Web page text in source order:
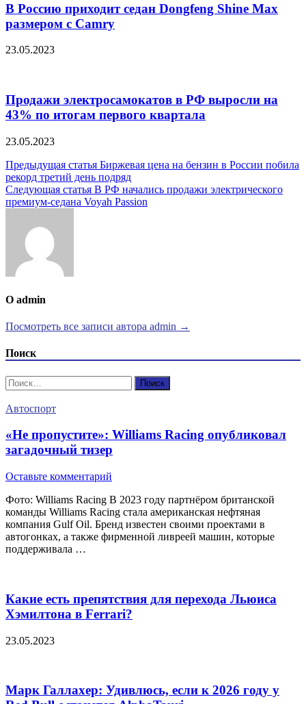
В Россию приходит седан Dongfeng Shine Max
размером с Camry
23.05.2023
Продажи электросамокатов в РФ выросли на
43% по итогам первого квартала
23.05.2023
Навигация
по
записям
Предыдущая статья Биржевая цена на бензин в России побила
рекорд третий день подряд
Следующая статья В РФ начались продажи электрического
премиум-седана Voyah Passion
О admin
Посмотреть все записи автора admin →
Поиск
Найти:
Автоспорт
«Не пропустите»: Williams Racing опубликовал
загадочный тизер
Оставьте комментарий
Фото: Williams Racing В 2023 году партнёром британской
команды Williams Racing стала американская нефтяная
компания Gulf Oil. Бренд известен своими проектами в
автогонках, а также фирменной ливреей машин, которые
поддерживала …
Какие есть препятствия для перехода Льюиса
Хэмилтона в Ferrari?
23.05.2023
Марк Галлахер: Удивлюсь, если к 2026 году у